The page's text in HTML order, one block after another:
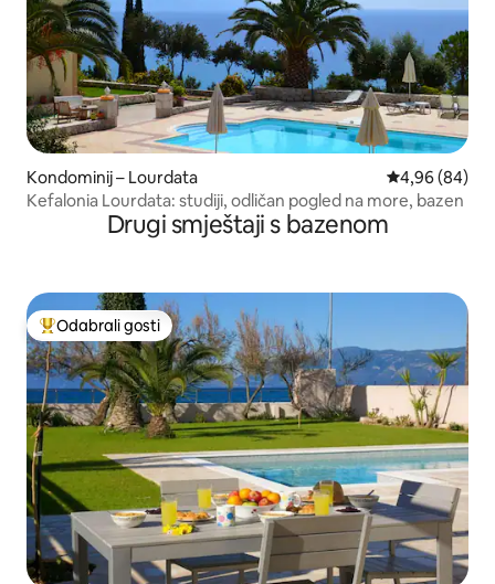
Kondominij – Lourdata Prosječna
4,96 (84)
Kefalonia Lourdata: studiji, odličan pogled na more, bazen
Drugi smještaji s bazenom
Među najviše rangiranima s oznakom „Odabrali gosti”
Odabrali gosti